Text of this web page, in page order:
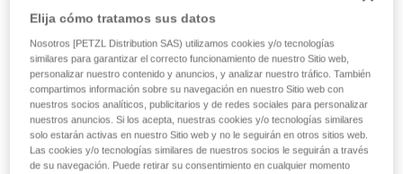
El INTERFAST es una accesorio que permite conectar a la
la caída de herramientas TOOLEASH. Polivalente, es
compatible con todos los arneses provistos de trabillas
portaherramientas. Su diseño compacto y robusto permite
limitar el volumen en el arnés, y asegurar el conjunto de los
elementos conectados durante los trabajos en altura.
Elija cómo tratamos sus datos
Nosotros [PETZL Distribution SAS) utilizamos cookies y/o tecnologías
similares para garantizar el correcto funcionamiento de nuestro Sitio web,
personalizar nuestro contenido y anuncios, y analizar nuestro tráfico. También
compartimos información sobre su navegación en nuestro Sitio web con
nuestros socios analíticos, publicitarios y de redes sociales para personalizar
nuestros anuncios. Si los acepta, nuestras cookies y/o tecnologías similares
solo estarán activas en nuestro Sitio web y no le seguirán en otros sitios web.
Las cookies y/o tecnologías similares de nuestros socios le seguirán a través
de su navegación. Puede retirar su consentimiento en cualquier momento